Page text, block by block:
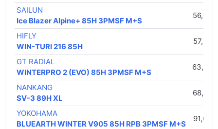
SAILUN
Ice Blazer Alpine+ 85H 3PMSF M+S
56,00
HIFLY
WIN-TURI 216 85H
57,00 €
GT RADIAL
WINTERPRO 2 (EVO) 85H 3PMSF M+S
63,00
NANKANG
SV-3 89H XL
68,00
YOKOHAMA
BLUEARTH WINTER V905 85H RPB 3PMSF M+S
91,00 €